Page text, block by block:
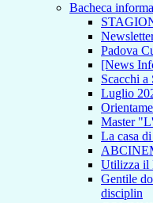
Bacheca
Padova
[News
Scacchi
Luglio
Master
La casa
Utilizza il
Gentile
disciplin